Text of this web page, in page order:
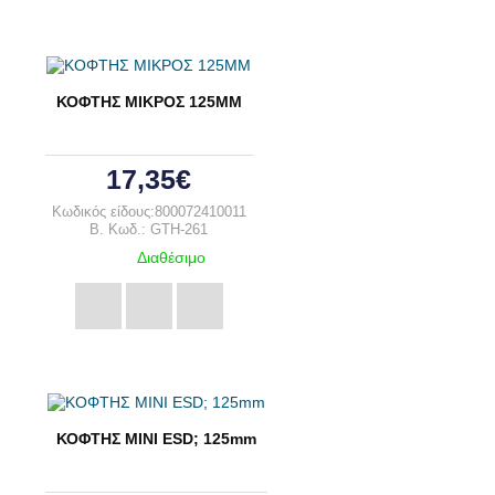
ΚΟΦΤΗΣ ΜΙΚΡΟΣ 125MM
17,35€
Κωδικός είδους:800072410011
B. Κωδ.: GTH-261
Διαθέσιμο
ΚΟΦΤΗΣ ΜΙΝΙ ESD; 125mm